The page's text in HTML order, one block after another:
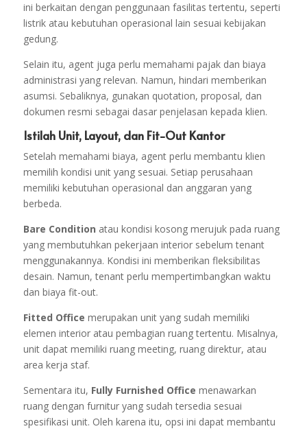
ini berkaitan dengan penggunaan fasilitas tertentu, seperti
listrik atau kebutuhan operasional lain sesuai kebijakan
gedung.
Selain itu, agent juga perlu memahami pajak dan biaya
administrasi yang relevan. Namun, hindari memberikan
asumsi. Sebaliknya, gunakan quotation, proposal, dan
dokumen resmi sebagai dasar penjelasan kepada klien.
Istilah Unit, Layout, dan Fit-Out Kantor
Setelah memahami biaya, agent perlu membantu klien
memilih kondisi unit yang sesuai. Setiap perusahaan
memiliki kebutuhan operasional dan anggaran yang
berbeda.
Bare Condition atau kondisi kosong merujuk pada ruang
yang membutuhkan pekerjaan interior sebelum tenant
menggunakannya. Kondisi ini memberikan fleksibilitas
desain. Namun, tenant perlu mempertimbangkan waktu
dan biaya fit-out.
Fitted Office merupakan unit yang sudah memiliki
elemen interior atau pembagian ruang tertentu. Misalnya,
unit dapat memiliki ruang meeting, ruang direktur, atau
area kerja staf.
Sementara itu, Fully Furnished Office menawarkan
ruang dengan furnitur yang sudah tersedia sesuai
spesifikasi unit. Oleh karena itu, opsi ini dapat membantu